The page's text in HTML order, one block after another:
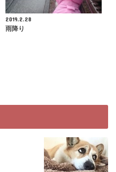
2019.2.28
雨降り